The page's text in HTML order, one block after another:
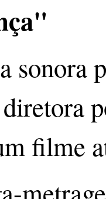
sonora
filme